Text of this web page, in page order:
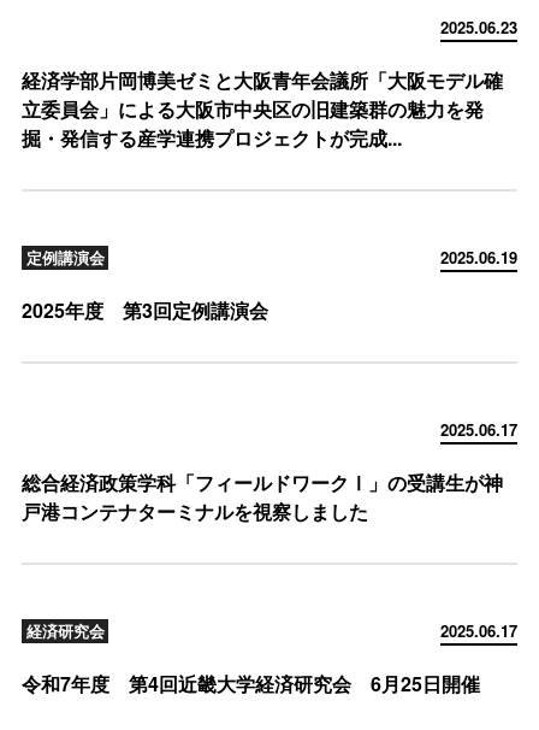
2025.06.23
経済学部片岡博美ゼミと大阪青年会議所「大阪モデル確
立委員会」による大阪市中央区の旧建築群の魅力を発
掘・発信する産学連携プロジェクトが完成...
2025.06.19
定例講演会
2025年度 第3回定例講演会
2025.06.17
総合経済政策学科「フィールドワークⅠ」の受講生が神
戸港コンテナターミナルを視察しました
2025.06.17
経済研究会
令和7年度 第4回近畿大学経済研究会 6月25日開催